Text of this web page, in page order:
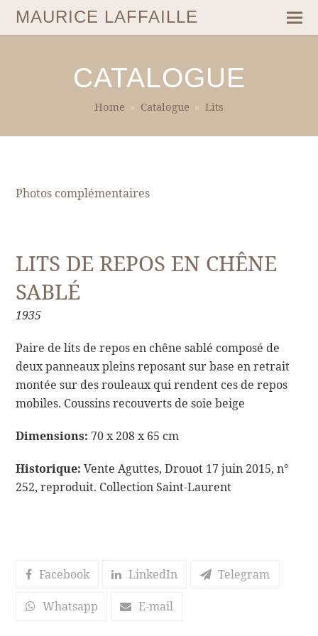
MAURICE LAFFAILLE
CATALOGUE
Home » Catalogue » Lits
Photos complémentaires
LITS DE REPOS EN CHÊNE
SABLÉ
1935
Paire de lits de repos en chêne sablé composé de
deux panneaux pleins reposant sur base en retrait
montée sur des rouleaux qui rendent ces de repos
mobiles. Coussins recouverts de soie beige
Dimensions: 70 x 208 x 65 cm
Historique: Vente Aguttes, Drouot 17 juin 2015, n°
252, reproduit. Collection Saint-Laurent
Facebook LinkedIn Telegram
Whatsapp E-mail